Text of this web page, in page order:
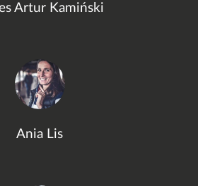
Artur Kamiński
Ania Lis